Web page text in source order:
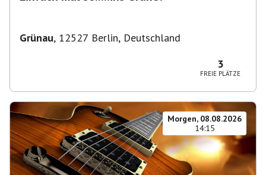
Grünau, 12527 Berlin, Deutschland
3
FREIE PLÄTZE
Morgen, 08.08.2026
14:15